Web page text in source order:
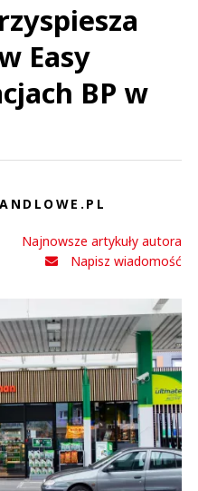
Easy
BP w
Najnowsze artykuły autora
Napisz wiadomość